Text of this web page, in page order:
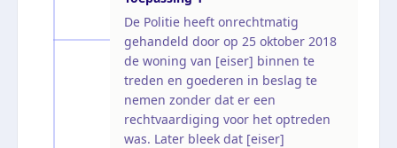
De Politie heeft onrechtmatig
gehandeld door op 25 oktober 2018
de woning van [eiser] binnen te
treden en goederen in beslag te
nemen zonder dat er een
rechtvaardiging voor het optreden
was. Later bleek dat [eiser]